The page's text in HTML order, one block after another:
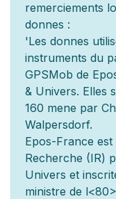
remerciements
donnes :
'Les donnes utilis
instruments du
GPSMob de
& Univers. Elles
160 mene par
Walpersdorf.
Epos-France
Recherche (IR)
Univers et
ministre de l